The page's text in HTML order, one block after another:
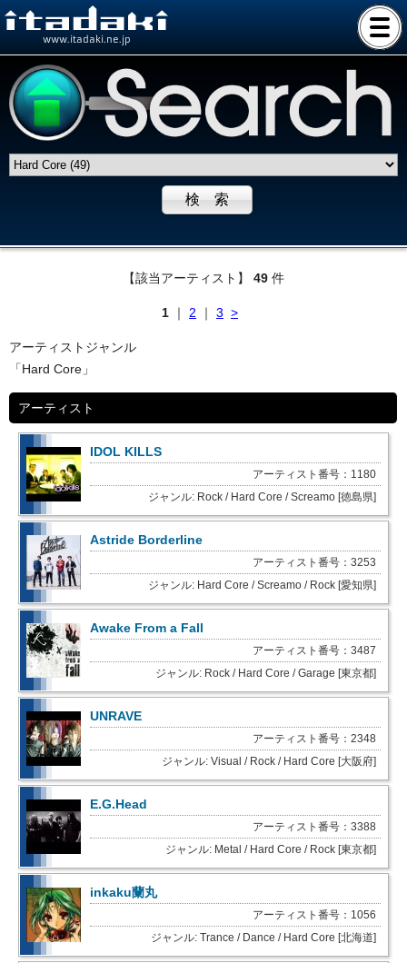
www.itadaki.ne.jp
【該当アーティスト】 49 件
1 ｜ 2 ｜ 3 >
アーティストジャンル
「Hard Core」
アーティスト
IDOL KILLS
アーティスト番号：1180
ジャンル: Rock / Hard Core / Screamo [徳島県]
Astride Borderline
アーティスト番号：3253
ジャンル: Hard Core / Screamo / Rock [愛知県]
Awake From a Fall
アーティスト番号：3487
ジャンル: Rock / Hard Core / Garage [東京都]
UNRAVE
アーティスト番号：2348
ジャンル: Visual / Rock / Hard Core [大阪府]
E.G.Head
アーティスト番号：3388
ジャンル: Metal / Hard Core / Rock [東京都]
inkaku蘭丸
アーティスト番号：1056
ジャンル: Trance / Dance / Hard Core [北海道]